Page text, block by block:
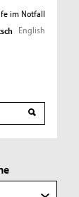
im Notfall
English